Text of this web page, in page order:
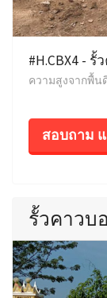
#H.CBX4 -
ความสูงจากพื้น
สอบถาม
รั้วคาวบ